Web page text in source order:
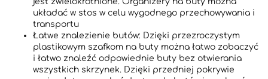
układać w stos w celu wygodnego przechowywania i
transportu
Łatwe znalezienie butów: Dzięki przezroczystym
plastikowym szafkom na buty można łatwo zobaczyć
i łatwo znaleźć odpowiednie buty bez otwierania
wszystkich skrzynek. Dzięki przedniej pokrywie